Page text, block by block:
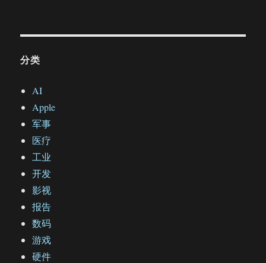
分类
AI
Apple
军事
医疗
工业
开发
影视
报告
数码
游戏
硬件